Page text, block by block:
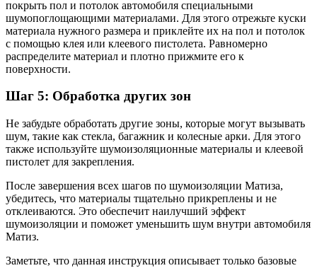
покрыть пол и потолок автомобиля специальными
шумопоглощающими материалами. Для этого отрежьте куски
материала нужного размера и приклейте их на пол и потолок
с помощью клея или клеевого пистолета. Равномерно
распределите материал и плотно прижмите его к
поверхности.
Шаг 5: Обработка других зон
Не забудьте обработать другие зоны, которые могут вызывать
шум, такие как стекла, багажник и колесные арки. Для этого
также используйте шумоизоляционные материалы и клеевой
пистолет для закрепления.
После завершения всех шагов по шумоизоляции Матиза,
убедитесь, что материалы тщательно прикреплены и не
отклеиваются. Это обеспечит наилучший эффект
шумоизоляции и поможет уменьшить шум внутри автомобиля
Матиз.
Заметьте, что данная инструкция описывает только базовые